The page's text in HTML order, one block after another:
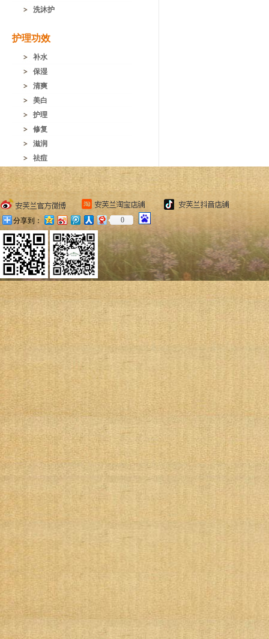
洗沐护
护理功效
补水
保湿
清爽
美白
护理
修复
滋润
祛痘
分享到： 0